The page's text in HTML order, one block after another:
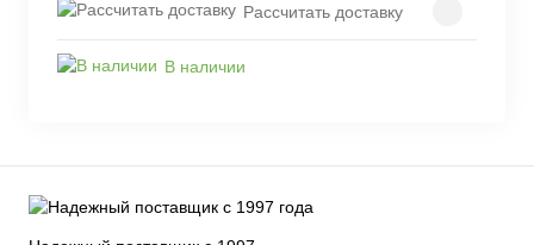
Рассчитать доставку
В наличии